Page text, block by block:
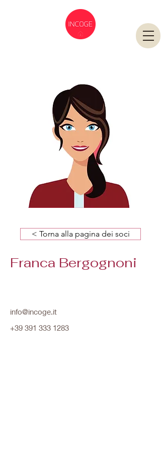
< Torna alla pagina dei soci
Franca Bergognoni
info@incoge.it
+39 391 333 1283